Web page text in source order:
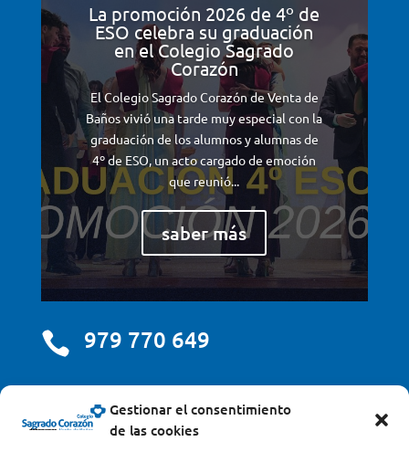
Gestionar el consentimiento
de las cookies
La promoción 2026 de 4º de
ESO celebra su graduación
en el Colegio Sagrado
Corazón
El Colegio Sagrado Corazón de Venta de
Baños vivió una tarde muy especial con la
graduación de los alumnos y alumnas de
4º de ESO, un acto cargado de emoción
que reunió...
saber más
 979 770 649
centro@scjdehon.com